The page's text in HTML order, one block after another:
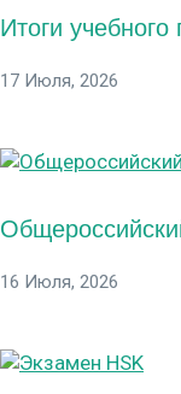
Итоги
17 Июля, 2026
16 Июля, 2026